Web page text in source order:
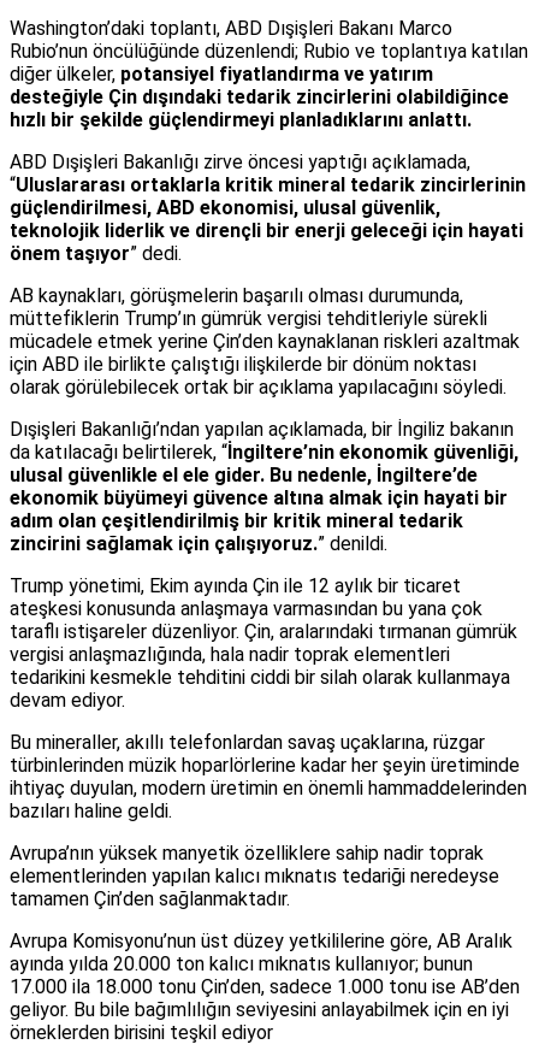
Washington’daki toplantı, ABD Dışişleri Bakanı Marco
Rubio’nun öncülüğünde düzenlendi; Rubio ve toplantıya katılan
diğer ülkeler, potansiyel fiyatlandırma ve yatırım
desteğiyle Çin dışındaki tedarik zincirlerini olabildiğince
hızlı bir şekilde güçlendirmeyi planladıklarını anlattı.
ABD Dışişleri Bakanlığı zirve öncesi yaptığı açıklamada,
“Uluslararası ortaklarla kritik mineral tedarik zincirlerinin
güçlendirilmesi, ABD ekonomisi, ulusal güvenlik,
teknolojik liderlik ve dirençli bir enerji geleceği için hayati
önem taşıyor” dedi.
AB kaynakları, görüşmelerin başarılı olması durumunda,
müttefiklerin Trump’ın gümrük vergisi tehditleriyle sürekli
mücadele etmek yerine Çin’den kaynaklanan riskleri azaltmak
için ABD ile birlikte çalıştığı ilişkilerde bir dönüm noktası
olarak görülebilecek ortak bir açıklama yapılacağını söyledi.
Dışişleri Bakanlığı’ndan yapılan açıklamada, bir İngiliz bakanın
da katılacağı belirtilerek, “ İngiltere’nin ekonomik güvenliği,
ulusal güvenlikle el ele gider. Bu nedenle, İngiltere’de
ekonomik büyümeyi güvence altına almak için hayati bir
adım olan çeşitlendirilmiş bir kritik mineral tedarik
zincirini sağlamak için çalışıyoruz.” denildi.
Trump yönetimi, Ekim ayında Çin ile 12 aylık bir ticaret
ateşkesi konusunda anlaşmaya varmasından bu yana çok
taraflı istişareler düzenliyor. Çin, aralarındaki tırmanan gümrük
vergisi anlaşmazlığında, hala nadir toprak elementleri
tedarikini kesmekle tehditini ciddi bir silah olarak kullanmaya
devam ediyor.
Bu mineraller, akıllı telefonlardan savaş uçaklarına, rüzgar
türbinlerinden müzik hoparlörlerine kadar her şeyin üretiminde
ihtiyaç duyulan, modern üretimin en önemli hammaddelerinden
bazıları haline geldi.
Avrupa’nın yüksek manyetik özelliklere sahip nadir toprak
elementlerinden yapılan kalıcı mıknatıs tedariği neredeyse
tamamen Çin’den sağlanmaktadır.
Avrupa Komisyonu’nun üst düzey yetkililerine göre, AB Aralık
ayında yılda 20.000 ton kalıcı mıknatıs kullanıyor; bunun
17.000 ila 18.000 tonu Çin’den, sadece 1.000 tonu ise AB’den
geliyor. Bu bile bağımlılığın seviyesini anlayabilmek için en iyi
örneklerden birisini teşkil ediyor